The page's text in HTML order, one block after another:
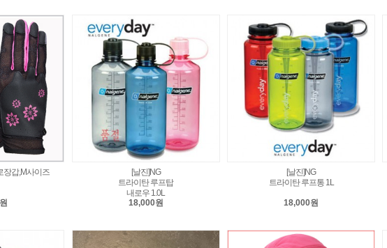
장갑,M사이즈
[날진]NG
트라이탄 루프탑
내로우 1.0L
18,000원
[날진]NG
트라이탄 루프통 1L
18,000원